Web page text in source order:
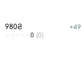
980₴ +49
0 (0)